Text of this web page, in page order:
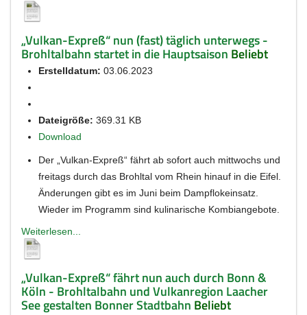
„Vulkan-Expreß“ nun (fast) täglich unterwegs -
Brohltalbahn startet in die Hauptsaison Beliebt
Erstelldatum: 03.06.2023
Dateigröße: 369.31 KB
Download
Der „Vulkan-Expreß“ fährt ab sofort auch mittwochs und
freitags durch das Brohltal vom Rhein hinauf in die Eifel.
Änderungen gibt es im Juni beim Dampflokeinsatz.
Wieder im Programm sind kulinarische Kombiangebote.
Weiterlesen...
„Vulkan-Expreß“ fährt nun auch durch Bonn &
Köln - Brohltalbahn und Vulkanregion Laacher
See gestalten Bonner Stadtbahn Beliebt